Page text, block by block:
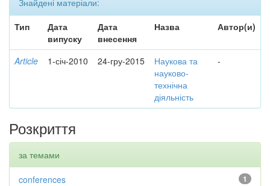
Знайдені матеріали:
Тип
Дата
випуску
Дата
внесення
Назва Автор(и)
Article 1-січ-2010 24-гру-2015
Наукова та
науково-
технічна
діяльність
-
Розкриття
за темами
1
conferences